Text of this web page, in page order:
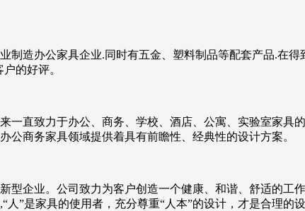
制造办公家具企业.同时有五金、塑料制品等配套产品.在
的好评。
一直致力于办公、商务、学校、酒店、公寓、实验室家
商务家具领域提供着具有前瞻性、经典性的设计方案。
型企业。公司致力为客户创造一个健康、和谐、舒适的工
”是家具的使用者，充分尊重“人本”的设计，才是合理的